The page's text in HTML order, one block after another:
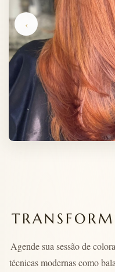
‹
Agende sua sessão de
técnicas modernas como